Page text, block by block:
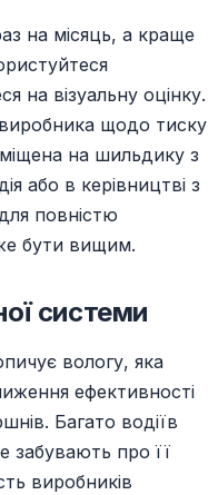
на місяць, а краще
на візуальну оцінку.
щодо тиску
на шильдику з
або в керівництві з
повністю
бути вищим.
системи
вологу, яка
ефективності
Багато водіїв
забувають про її
виробників